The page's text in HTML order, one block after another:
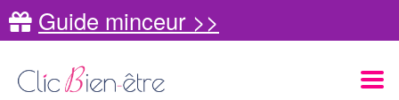
Guide minceur >>